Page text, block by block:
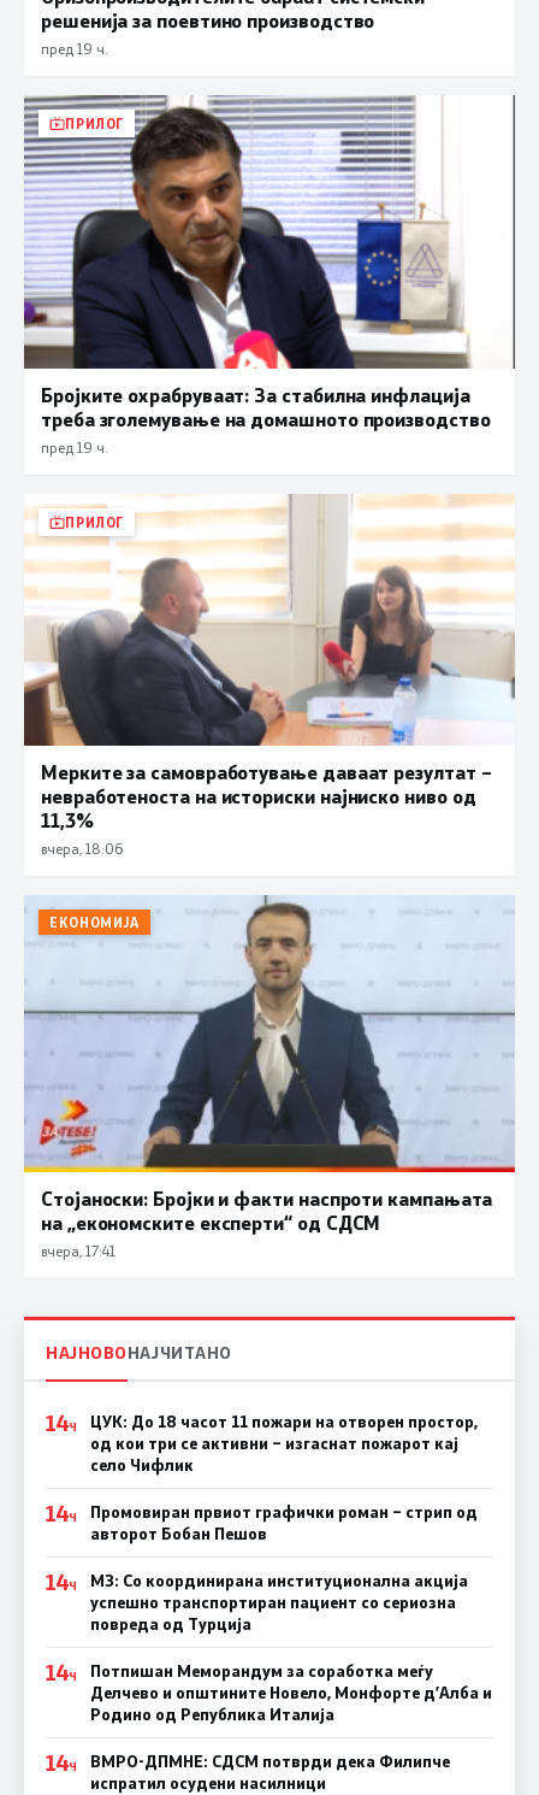
решенија за поевтино производство
пред 19 ч.
ПРИЛОГ
Бројките охрабруваат: За стабилна инфлација
треба зголемување на домашното производство
пред 19 ч.
ПРИЛОГ
Мерките за самовработување даваат резултат –
невработеноста на историски најниско ниво од
11,3%
вчера, 18:06
ЕКОНОМИЈА
Стојаноски: Бројки и факти наспроти кампањата
на „економските експерти“ од СДСM
вчера, 17:41
НАЈНОВОНАЈЧИТАНО
14Ч
ЦУК: До 18 часот 11 пожари на отворен простор,
од кои три се активни – изгаснат пожарот кај
село Чифлик
14Ч
Промовиран првиот графички роман – стрип од
авторот Бобан Пешов
14Ч
МЗ: Со координирана институционална акција
успешно транспортиран пациент со сериозна
повреда од Турција
14Ч
Потпишан Меморандум за соработка меѓу
Делчево и општините Новело, Монфорте д’Алба и
Родино од Република Италија
14Ч
ВМРО-ДПМНЕ: СДСM потврди дека Филипче
испратил осудени насилници